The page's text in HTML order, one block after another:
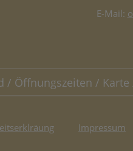
E-Mail:
/ Öffnungszeiten /
Impressum